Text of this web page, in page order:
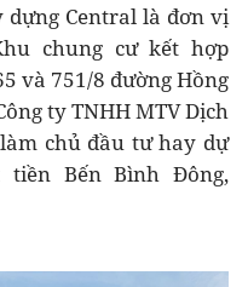
dựng Central là đơn vị
chung cư kết hợp
và 751/8 đường Hồng
ty TNHH MTV Dịch
chủ đầu tư hay dự
Bến Bình Đông,